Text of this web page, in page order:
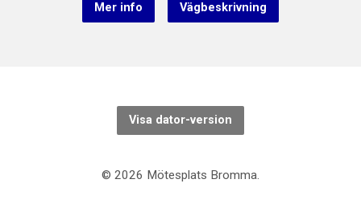
Mer info Vägbeskrivning
Visa dator-version
© 2026 Mötesplats Bromma.